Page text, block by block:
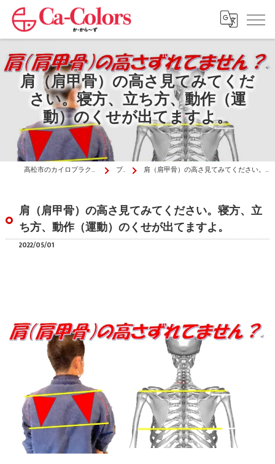
肩（肩甲骨）の高さ見てみてくだ
さい。寝方、立ち方、動作（運
動）のくせが出てますよ。
高松市のカイロプラクティックはか・から～ず施術院 ブログ 肩（肩甲骨）の高さ見てみてください。寝方、立ち方、動作（運動）のくせが出てますよ。
肩（肩甲骨）の高さ見てみてください。寝方、立
ち方、動作（運動）のくせが出てますよ。
2022/05/01